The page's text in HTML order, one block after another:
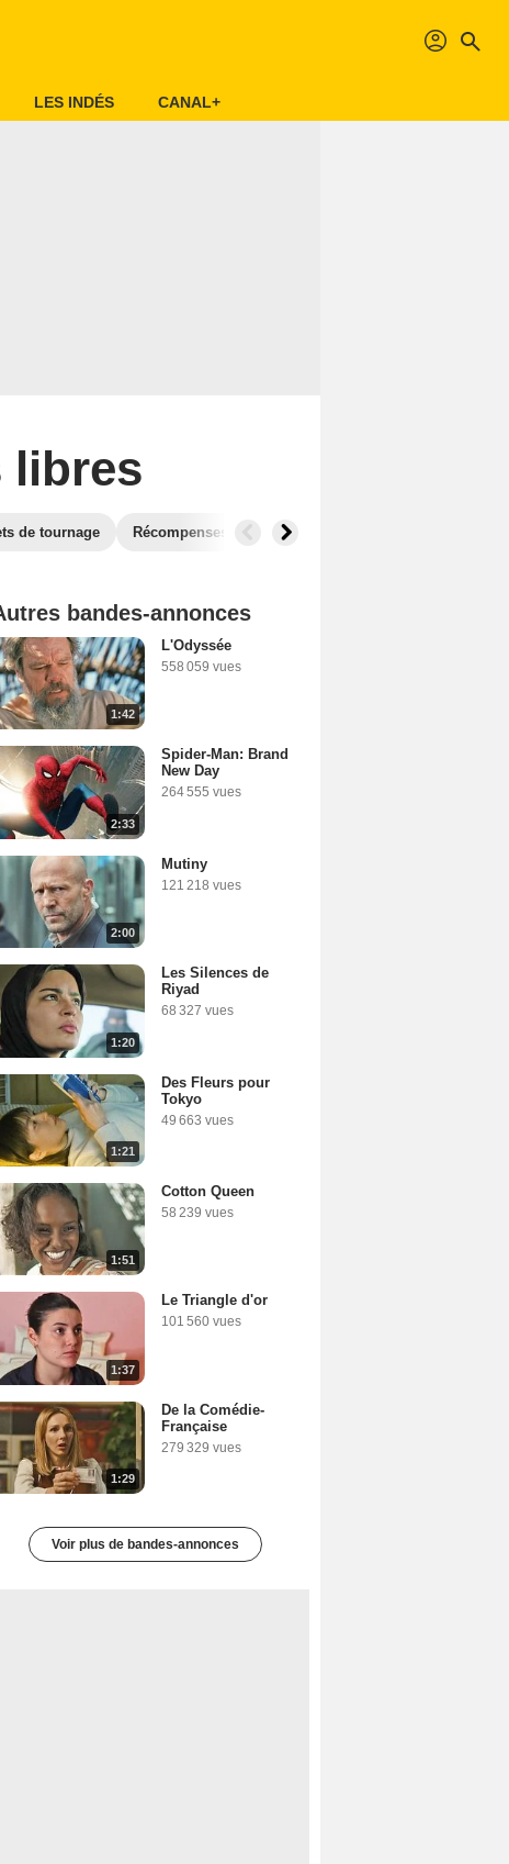
profil search
LES INDÉS CANAL+
libres
de tournage Récompenses Films similaires
bandes-annonces
1:42
L'Odyssée
558 059 vues
2:33
Spider-Man: Brand
New Day
264 555 vues
2:00
Mutiny
121 218 vues
1:20
Les Silences de
Riyad
68 327 vues
1:21
Des Fleurs pour
Tokyo
49 663 vues
1:51
Cotton Queen
58 239 vues
1:37
Le Triangle d'or
101 560 vues
1:29
De la Comédie-
Française
279 329 vues
Voir plus de bandes-annonces